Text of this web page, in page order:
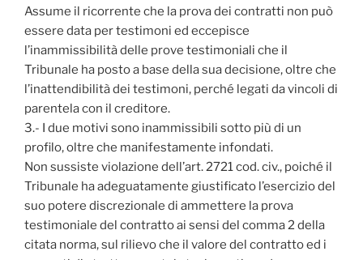
Assume il ricorrente che la prova dei contratti non può
essere data per testimoni ed eccepisce
l’inammissibilità delle prove testimoniali che il
Tribunale ha posto a base della sua decisione, oltre che
l’inattendibilità dei testimoni, perché legati da vincoli di
parentela con il creditore.
3.- I due motivi sono inammissibili sotto più di un
profilo, oltre che manifestamente infondati.
Non sussiste violazione dell’art. 2721 cod. civ., poiché il
Tribunale ha adeguatamente giustificato l’esercizio del
suo potere discrezionale di ammettere la prova
testimoniale del contratto ai sensi del comma 2 della
citata norma, sul rilievo che il valore del contratto ed i